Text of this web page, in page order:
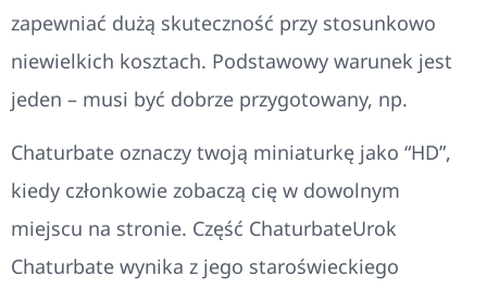
zapewniać dużą skuteczność przy stosunkowo
niewielkich kosztach. Podstawowy warunek jest
jeden – musi być dobrze przygotowany, np.
Chaturbate oznaczy twoją miniaturkę jako “HD”,
kiedy członkowie zobaczą cię w dowolnym
miejscu na stronie. Część ChaturbateUrok
Chaturbate wynika z jego staroświeckiego